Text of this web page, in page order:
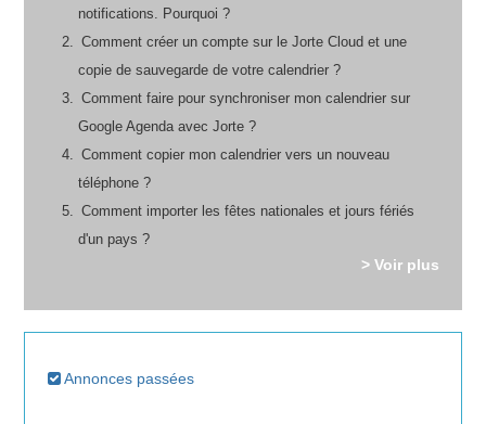
notifications. Pourquoi ?
Comment créer un compte sur le Jorte Cloud et une
copie de sauvegarde de votre calendrier ?
Comment faire pour synchroniser mon calendrier sur
Google Agenda avec Jorte ?
Comment copier mon calendrier vers un nouveau
téléphone ?
Comment importer les fêtes nationales et jours fériés
d'un pays ?
> Voir plus
Annonces passées